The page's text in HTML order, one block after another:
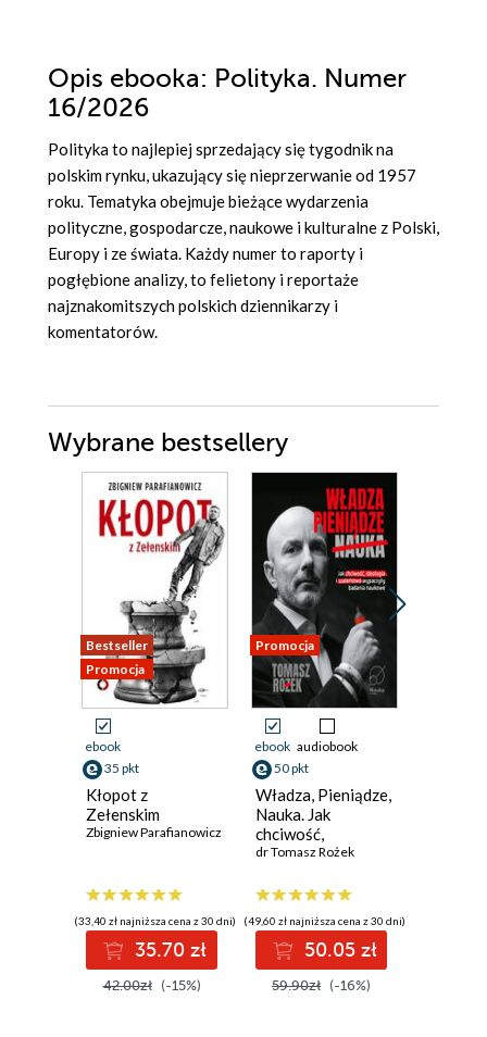
Opis ebooka: Polityka. Numer
16/2026
Polityka to najlepiej sprzedający się tygodnik na
polskim rynku, ukazujący się nieprzerwanie od 1957
roku. Tematyka obejmuje bieżące wydarzenia
polityczne, gospodarcze, naukowe i kulturalne z Polski,
Europy i ze świata. Każdy numer to raporty i
pogłębione analizy, to felietony i reportaże
najznakomitszych polskich dziennikarzy i
komentatorów.
Wybrane bestsellery
Bestseller
Promocja
ebook
35 pkt
Kłopot z
Zełenskim
Zbigniew Parafianowicz
(33,40 zł najniższa cena z 30 dni)
35.70 zł
42.00zł (-15%)
Promocja
ebook audiobook
50 pkt
Władza, Pieniądze,
Nauka. Jak
chciwość,
ideologia i
wypaczyły badania
naukowe
dr Tomasz Rożek
(49,60 zł najniższa cena z 30 dni)
50.05 zł
59.90zł (-16%)